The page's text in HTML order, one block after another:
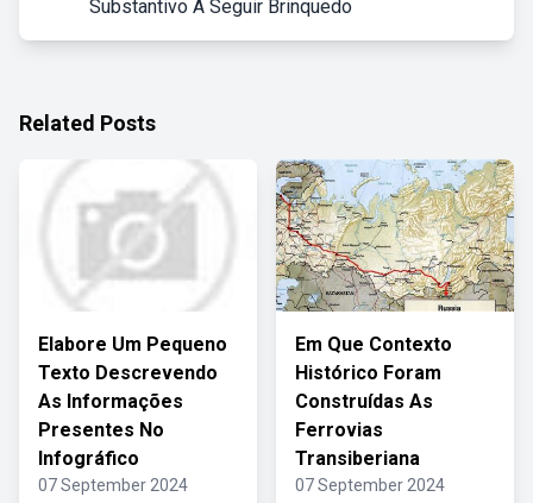
Substantivo A Seguir Brinquedo
Related Posts
Elabore Um Pequeno
Texto Descrevendo
As Informações
Presentes No
Infográfico
07 September 2024
Em Que Contexto
Histórico Foram
Construídas As
Ferrovias
Transiberiana
07 September 2024